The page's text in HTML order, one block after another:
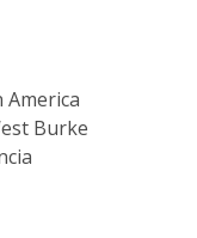
Burke